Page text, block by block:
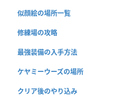
似顔絵の場所一覧
修練場の攻略
最強装備の入手方法
ケヤミーウーズの場所
クリア後のやり込み